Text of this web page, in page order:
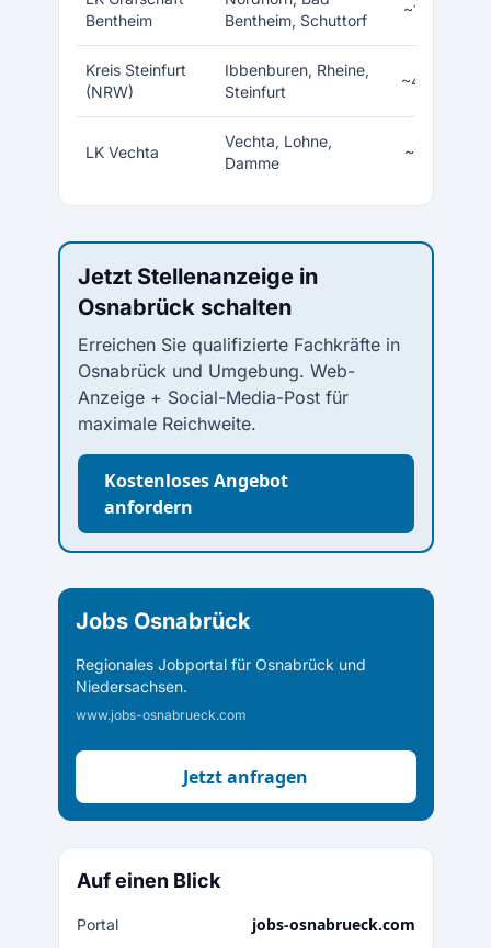
Bentheim
Bentheim, Schuttorf
~140.000
Kreis Steinfurt
(NRW)
Ibbenburen, Rheine,
Steinfurt
~452.000
LK Vechta
Vechta, Lohne,
Damme
~145.000
Jetzt Stellenanzeige in
Osnabrück schalten
Erreichen Sie qualifizierte Fachkräfte in
Osnabrück und Umgebung. Web-
Anzeige + Social-Media-Post für
maximale Reichweite.
Kostenloses Angebot
anfordern
Jobs Osnabrück
Regionales Jobportal für Osnabrück und
Niedersachsen.
www.jobs-osnabrueck.com
Jetzt anfragen
Auf einen Blick
Portal jobs-osnabrueck.com